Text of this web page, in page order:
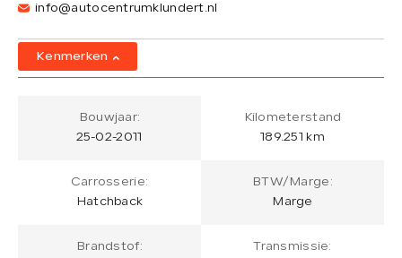
info@autocentrumklundert.nl
Kenmerken
Bouwjaar:
25-02-2011
Kilometerstand
189.251 km
Carrosserie:
Hatchback
BTW/Marge:
Marge
Brandstof:
Transmissie: